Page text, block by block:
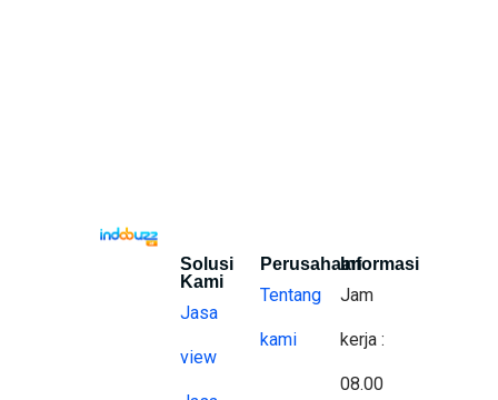
Solusi
Kami
Jasa
view
Perusahaan
Tentang
kami
Informasi
Jam
kerja :
08.00